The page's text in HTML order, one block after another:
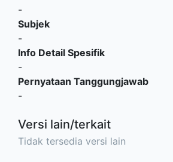
-
Subjek
-
Info Detail Spesifik
-
Pernyataan Tanggungjawab
-
Versi lain/terkait
Tidak tersedia versi lain